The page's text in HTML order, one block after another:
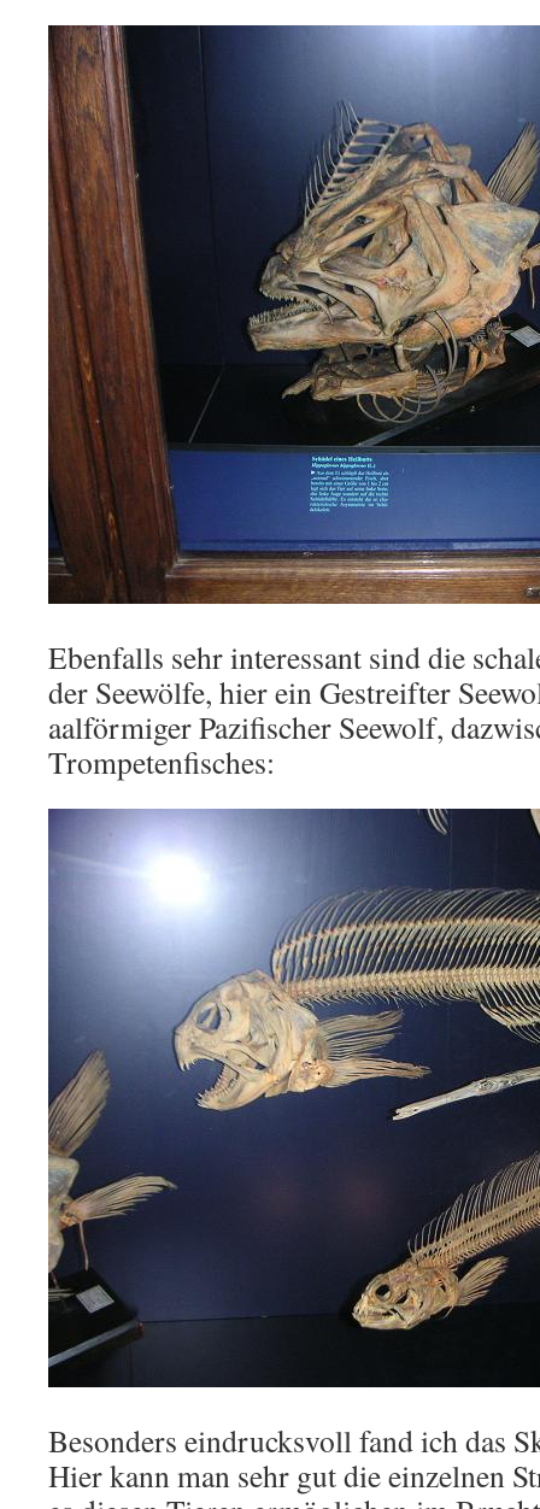
Ebenfalls sehr interessant sind die
der Seewölfe, hier ein Gestreifter
aalförmiger Pazifischer Seewolf,
Trompetenfisches:
Besonders eindrucksvoll fand ich das
Hier kann man sehr gut die einzelnen